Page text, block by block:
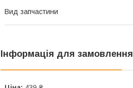
Вид запчастини
Інформація для замовлення